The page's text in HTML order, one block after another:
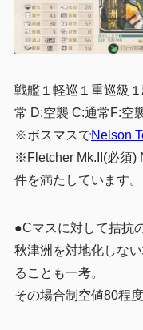
戦艦１軽巡１重巡級
常 D:空襲 C:通常F:空
※ボスマスでNelson
※Fletcher Mk.II(必須)
件を満たしています。
●Cマスに対して拮抗
秋津洲を対地化しな
ることも一考。
その場合制空値80程